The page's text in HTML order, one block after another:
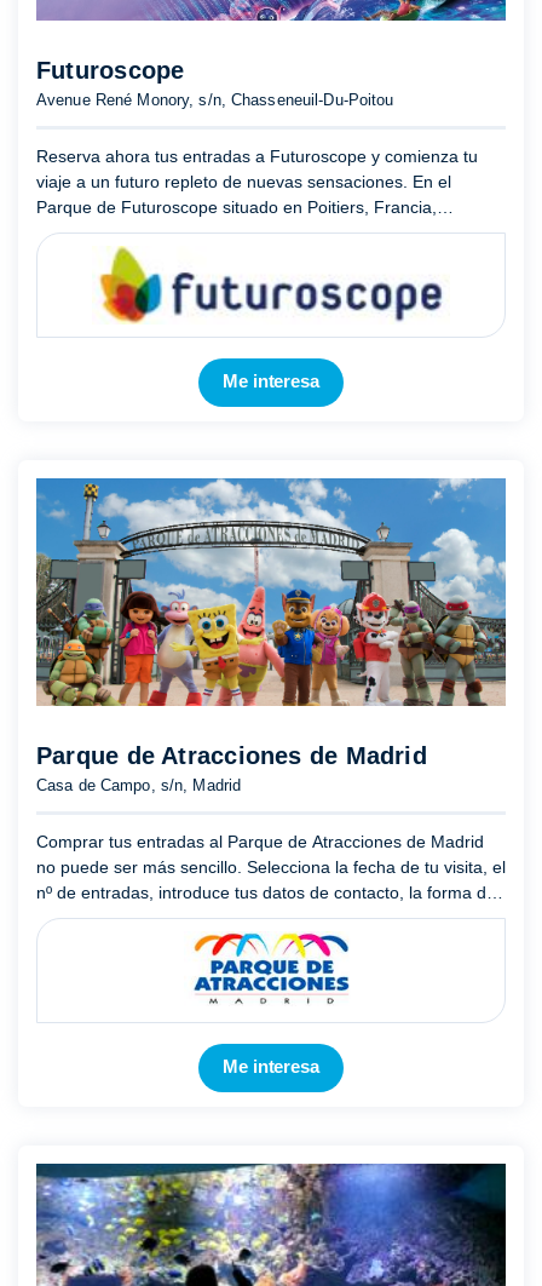
Futuroscope
Avenue René Monory, s/n, Chasseneuil-Du-Poitou
Reserva ahora tus entradas a Futuroscope y comienza tu
viaje a un futuro repleto de nuevas sensaciones. En el
Parque de Futuroscope situado en Poitiers, Francia,
aprenderás y te divertirás al mismo tiempo sea cual sea tu
edad, pue ...Mostrar más
Me interesa
Parque de Atracciones de Madrid
Casa de Campo, s/n, Madrid
Comprar tus entradas al Parque de Atracciones de Madrid
no puede ser más sencillo. Selecciona la fecha de tu visita, el
nº de entradas, introduce tus datos de contacto, la forma de
pago y en breves instantes tendrás las entradas a ...Mostrar
Me interesa